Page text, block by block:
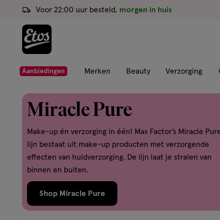
ga
de
hoofd
ga
de
zoekbalk
naar
de
footer
Voor 22:00 uur besteld, morgen in huis
Aanbiedingen Merken Beauty Verzorging
Miracle Pure
Make-up én verzorging in één! Max Factor’s Miracle
lijn bestaat uit make-up producten met verzorgende
effecten van huidverzorging. De lijn laat je stralen van
binnen en buiten.
Shop Miracle Pure